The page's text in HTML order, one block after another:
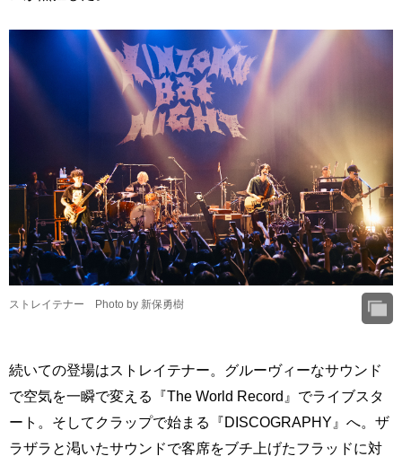
ストレイテナー Photo by 新保勇樹
続いての登場はストレイテナー。グルーヴィーなサウンド
で空気を一瞬で変える『The World Record』でライブスタ
ート。そしてクラップで始まる『DISCOGRAPHY』へ。ザ
ラザラと渇いたサウンドで客席をブチ上げたフラッドに対